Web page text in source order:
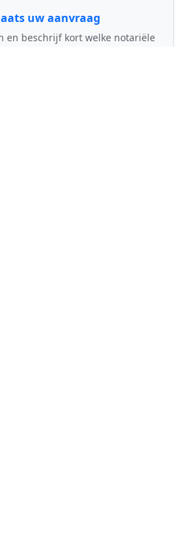
uw aanvraag
en beschrijf kort welke notariële